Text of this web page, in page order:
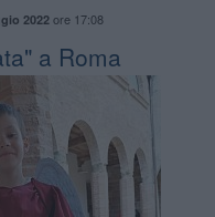
2022ore 17:08
a Roma